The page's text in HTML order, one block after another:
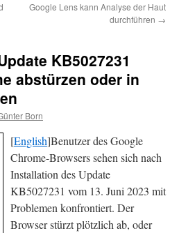
Google Lens kann Analyse der Haut
durchführen →
KB5027231
abstürzen oder in
Born
[English]Benutzer des Google
Chrome-Browsers sehen sich nach
Installation des Update
KB5027231 vom 13. Juni 2023 mit
Problemen konfrontiert. Der
Browser stürzt plötzlich ab, oder